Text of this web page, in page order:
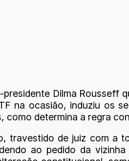
Dilma
na ocasião, induziu os
determina a regra
travestido de juiz com
ao pedido da